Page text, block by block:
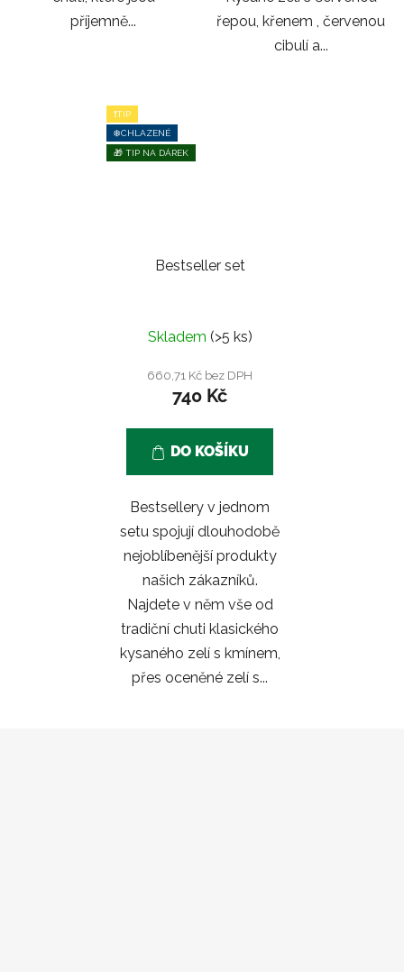
příjemně...
řepou, křenem , červenou
cibulí a...
❗TIP
❄️CHLAZENÉ
🎁 TIP NA DÁREK
Bestseller set
hodnocení
produktu
je
z
Skladem (>5 ks)
660,71 Kč bez DPH
740 Kč
DO KOŠÍKU
Bestsellery v jednom
setu spojují dlouhodobě
nejoblíbenější produkty
našich zákazníků.
Najdete v něm vše od
tradiční chuti klasického
kysaného zelí s kmínem,
přes oceněné zelí s...